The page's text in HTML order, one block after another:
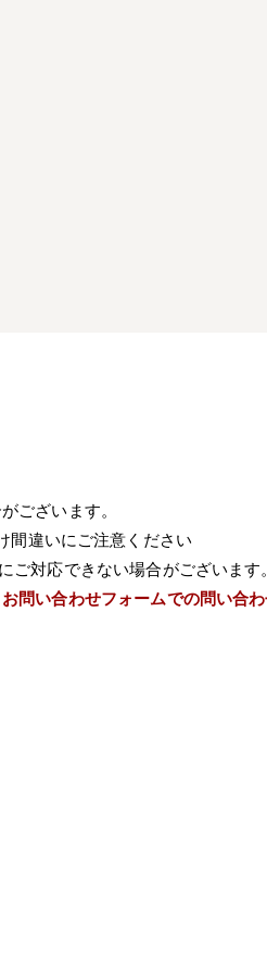
ございます。
違いにご注意ください
ご対応できない場合がございます
問い合わせフォームでの問い合